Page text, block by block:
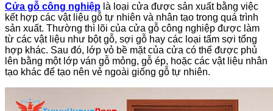
Cửa gỗ công nghiệp là loại cửa được sản xuất bằng việc
kết hợp các vật liệu gỗ tự nhiên và nhân tạo trong quá trình
sản xuất. Thường thì lõi của cửa gỗ công nghiệp được làm
từ các vật liệu như bột gỗ, sợi gỗ hay các loại tấm sợi tổng
hợp khác. Sau đó, lớp vỏ bề mặt của cửa có thể được phủ
lên bằng một lớp ván gỗ mỏng, gỗ ép, hoặc các vật liệu nhân
tạo khác để tạo nên vẻ ngoài giống gỗ tự nhiên.